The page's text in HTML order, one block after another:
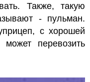
Также, такую
- пульман.
с хорошей
может перевозить